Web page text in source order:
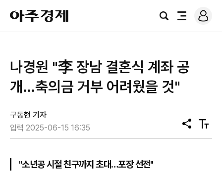
아
주
경
검
전
로
그
나경원 "李 장남 결혼식 계좌 공
개…축의금 거부 어려웠을 것"
구동현 기자
입력 2025-06-15 16:35
공
유
텍
스
"소년공 시절 친구까지 초대…포장 선전"